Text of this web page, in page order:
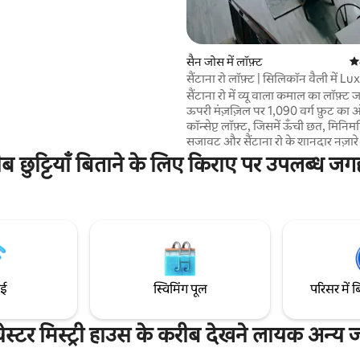
सैन जोस में लॉफ़्ट
सैंटाना रो लॉफ़्ट | सिलिकॉन वैली में
सैंटाना रो में व्यू वाला कमाल का
ऊपरी मंज़ज़िल पर 1,090 वर्ग फ़ुट का
कॉन्सेप्ट लॉफ़्ट, जिसमें ऊँची छत,
सजावट और सैंटाना रो के शानदार
/ 1.5 बाथरूम - कपल्स, परिवारों या
यात्रियों के लिए बिल्कुल सही। शामिल
भूमिगत पार्किंग स्थान। की फ़ोब के साथ
लॉबी से ऐक्सेस किया जा सकता है।
छुट्टियाँ बिताने के लिए किराए पर उपलब्ध
स्विमिंग पूल परिसर में
मिस्ट्री हाउस के करीब देखने लायक अन्य